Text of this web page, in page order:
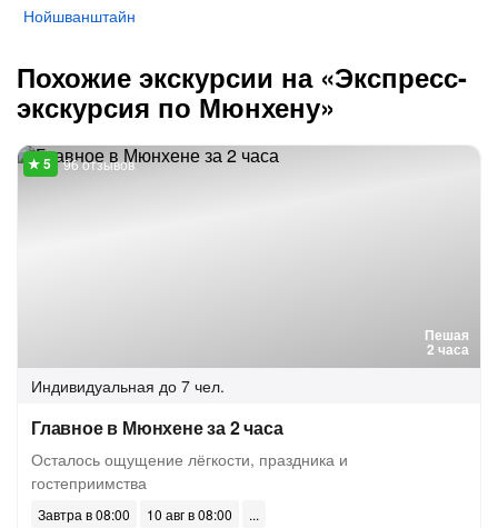
Нойшванштайн
Похожие экскурсии на «Экспресс-
экскурсия по Мюнхену»
Пешая
2 часа
96 отзывов
Индивидуальная до 7 чел.
Главное в Мюнхене за 2 часа
Осталось ощущение лёгкости, праздника и
гостеприимства
Завтра в 08:00
10 авг в 08:00